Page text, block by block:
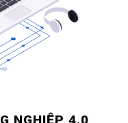
NGHIỆP 4.0